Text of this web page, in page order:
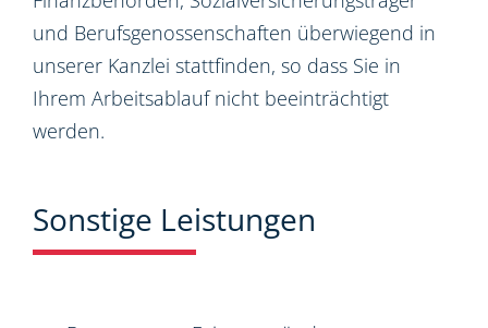
und Berufsgenossenschaften überwiegend in
unserer Kanzlei stattfinden, so dass Sie in
Ihrem Arbeitsablauf nicht beeinträchtigt
werden.
Sonstige Leistungen